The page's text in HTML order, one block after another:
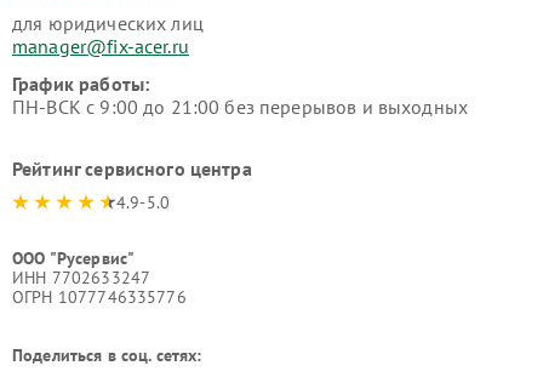
для юридических лиц
manager@fix-acer.ru
График работы:
ПН-ВСК с 9:00 до 21:00 без перерывов и выходных
Рейтинг сервисного центра
4.9-5.0
ООО "Русервис"
ИНН 7702633247
ОГРН 1077746335776
Поделиться в соц. сетях: